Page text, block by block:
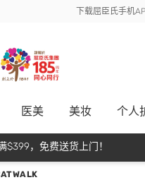
下载屈臣氏手机
医美 美妆 个人
，免费送货上门！